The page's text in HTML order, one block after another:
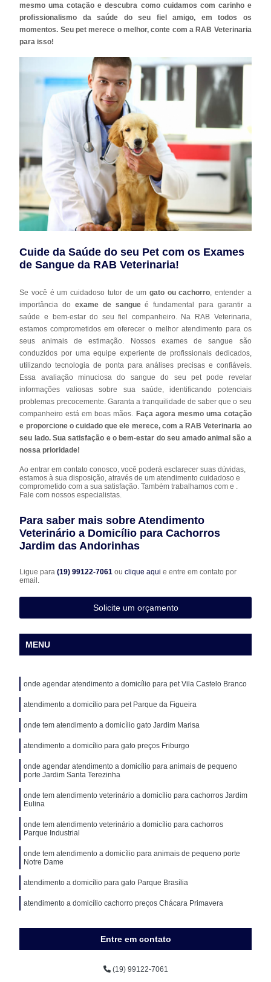
mesmo uma cotação e descubra como cuidamos com carinho e
profissionalismo da saúde do seu fiel amigo, em todos os
momentos. Seu pet merece o melhor, conte com a RAB Veterinaria
para isso!
Cuide da Saúde do seu Pet com os Exames
de Sangue da RAB Veterinaria!
Se você é um cuidadoso tutor de um gato ou cachorro , entender a
importância doexame de sangueé fundamental para garantir a
saúde e bem-estar do seu fiel companheiro. Na RAB Veterinaria,
estamos comprometidos em oferecer o melhor atendimento para os
seus animais de estimação. Nossos exames de sangue são
conduzidos por uma equipe experiente de profissionais dedicados,
utilizando tecnologia de ponta para análises precisas e confiáveis.
Essa avaliação minuciosa do sangue do seu pet pode revelar
informações valiosas sobre sua saúde, identificando potenciais
problemas precocemente. Garanta a tranquilidade de saber que o seu
companheiro está em boas mãos. Faça agora mesmo uma cotação
e proporcione o cuidado que ele merece, com a RAB Veterinaria ao
seu lado. Sua satisfação e o bem-estar do seu amado animal são a
nossa prioridade!
Ao entrar em contato conosco, você poderá esclarecer suas dúvidas,
estamos à sua disposição, através de um atendimento cuidadoso e
comprometido com a sua satisfação. Também trabalhamos com e .
Fale com nossos especialistas.
Para saber mais sobre Atendimento
Veterinário a Domicílio para Cachorros
Jardim das Andorinhas
Ligue para(19) 99122-7061ouclique aqui e entre em contato por
email.
Solicite um orçamento
MENU
onde agendar atendimento a domicílio para pet Vila Castelo Branco
atendimento a domicílio para pet Parque da Figueira
onde tem atendimento a domicílio gato Jardim Marisa
atendimento a domicílio para gato preços Friburgo
onde agendar atendimento a domicílio para animais de pequeno
porte Jardim Santa Terezinha
onde tem atendimento veterinário a domicílio para cachorros Jardim
Eulina
onde tem atendimento veterinário a domicílio para cachorros
Parque Industrial
onde tem atendimento a domicílio para animais de pequeno porte
Notre Dame
atendimento a domicílio para gato Parque Brasília
atendimento a domicílio cachorro preços Chácara Primavera
Entre em contato
(19) 99122-7061